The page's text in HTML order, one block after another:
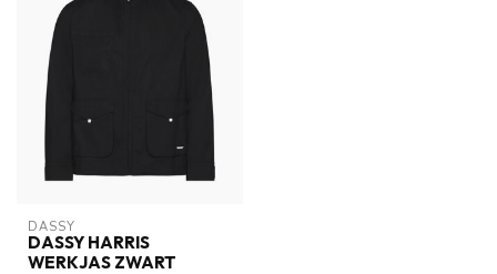
DASSY
DASSY HARRIS
WERKJAS ZWART